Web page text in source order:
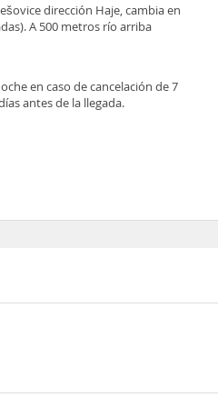
dirección Haje, cambia en
A 500 metros río arriba
en caso de cancelación de 7
antes de la llegada.